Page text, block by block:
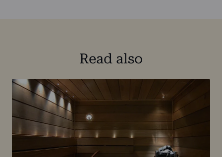
Read also